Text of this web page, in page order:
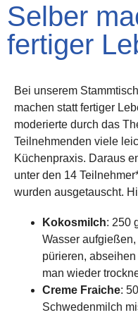
Selber
fertiger
Bei unserem
machen statt fertiger
moderierte durch das
Teilnehmenden viele
Küchenpraxis. Daraus
unter den 14
wurden ausgetauscht.
Kokosmilch: 250
Wasser
pürieren,
man wieder
Creme Fraiche:
Schwedenmilch